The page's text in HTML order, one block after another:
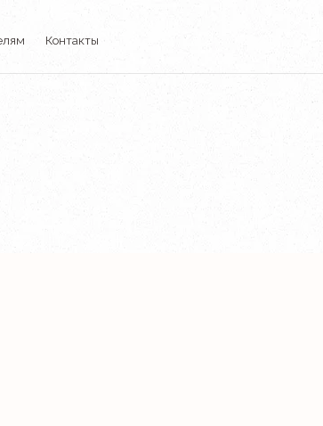
Контакты